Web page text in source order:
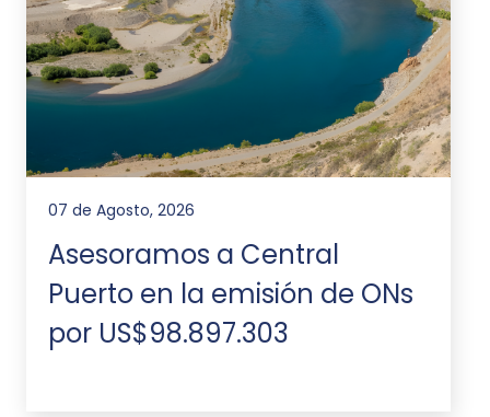
07 de Agosto, 2026
Asesoramos a Central
Puerto en la emisión de ONs
por US$98.897.303